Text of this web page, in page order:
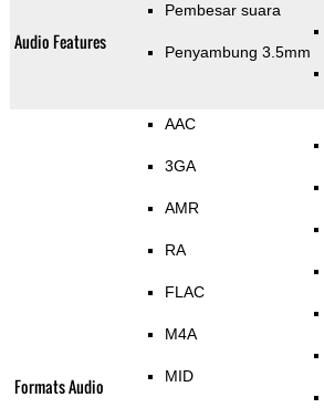
Audio Features
Pembesar suara
Penyambung 3.5mm
Formats Audio
AAC
3GA
AMR
RA
FLAC
M4A
MID